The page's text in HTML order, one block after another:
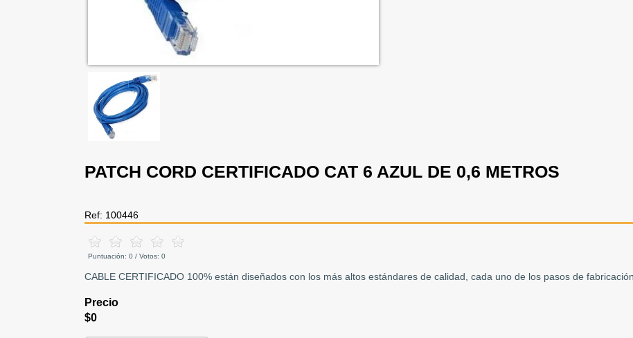
PATCH CORD CERTIFICADO CAT 6 AZUL DE 0,6 METROS
Ref: 100446
Puntuación: 0 / Votos: 0
CABLE CERTIFICADO 100% están diseñados con los más altos estándares de calidad, cada uno de los pasos de
Precio
$0